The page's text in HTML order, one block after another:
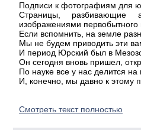
Подписи к фотографиям для
Страницы,
изображениями
Если вспомнить, на земле
Мы не будем приводить эти
И период Юрский был в
Он сегодня вновь пришел,
По науке все у нас делится на
И, конечно, мы давно к этому
Смотреть текст полностью